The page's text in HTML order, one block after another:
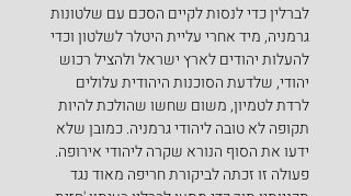
לברלין כדי לנסות לקיים הסכם עם שלטונות
גרמניה, מיד אחרי עליית היטלר לשלטון וכדי
להעלות יהודים לארץ ישראל ולהציל רכוש
יהודי, שלדעת הסוכנות היהודית עלולים
לרדת לטמיון, משום שחשו שהולכת להיות
תקופה לא טובה ליהודי גרמניה. כמובן שלא
ידעו את הסוף הנורא שקרה ליהודי אירופה.
פעולה זו זכתה לביקורת חריפה מאוד נגד